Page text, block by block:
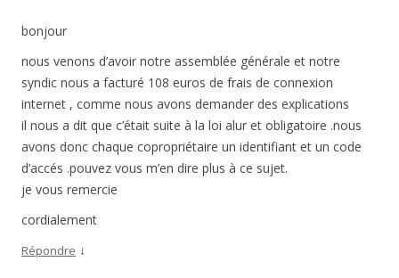
bonjour
nous venons d’avoir notre assemblée générale et notre
syndic nous a facturé 108 euros de frais de connexion
internet , comme nous avons demander des explications
il nous a dit que c’était suite à la loi alur et obligatoire .nous
avons donc chaque copropriétaire un identifiant et un code
d’accés .pouvez vous m’en dire plus à ce sujet.
je vous remercie
cordialement
Répondre ↓